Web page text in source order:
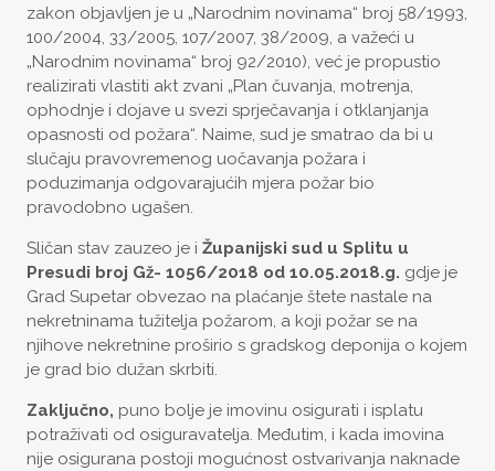
zakon objavljen je u „Narodnim novinama“ broj 58/1993,
100/2004, 33/2005, 107/2007, 38/2009, a važeći u
„Narodnim novinama“ broj 92/2010), već je propustio
realizirati vlastiti akt zvani „Plan čuvanja, motrenja,
ophodnje i dojave u svezi sprječavanja i otklanjanja
opasnosti od požara“. Naime, sud je smatrao da bi u
slučaju pravovremenog uočavanja požara i
poduzimanja odgovarajućih mjera požar bio
pravodobno ugašen.
Sličan stav zauzeo je i Županijski sud u Splitu u
Presudi broj Gž- 1056/2018 od 10.05.2018.g. gdje je
Grad Supetar obvezao na plaćanje štete nastale na
nekretninama tužitelja požarom, a koji požar se na
njihove nekretnine proširio s gradskog deponija o kojem
je grad bio dužan skrbiti.
Zaključno, puno bolje je imovinu osigurati i isplatu
potraživati od osiguravatelja. Međutim, i kada imovina
nije osigurana postoji mogućnost ostvarivanja naknade